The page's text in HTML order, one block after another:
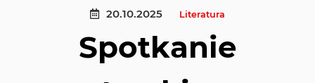
20.10.2025 Literatura
Spotkanie